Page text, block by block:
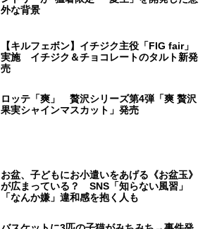
外な背景
【キルフェボン】イチジク主役「FIG fair」
実施 イチジク＆チョコレートのタルト新発
売
ロッテ「爽」 贅沢シリーズ第4弾「爽 贅沢
果実シャインマスカット」発売
お盆、子どもにお小遣いをあげる《お盆玉》
が広まっている？ SNS「知らない風習」
「なんか嫌」違和感を抱く人も